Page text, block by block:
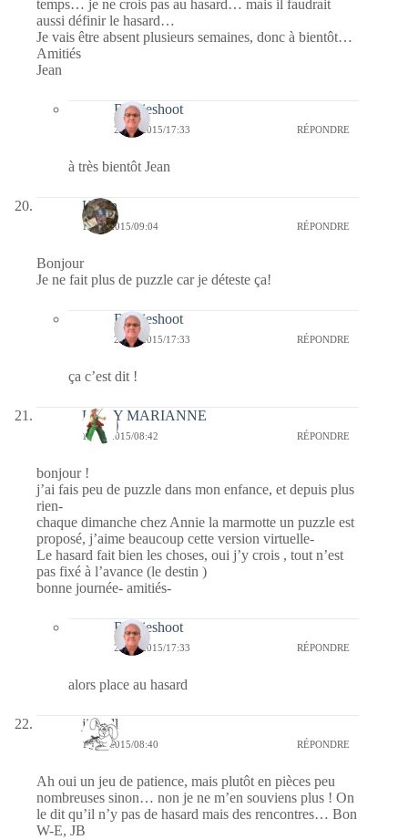
temps… je ne crois pas au hasard… mais il faudrait
aussi définir le hasard…
Je vais être absent plusieurs semaines, donc à bientôt…
Amitiés
Jean
Bernieshoot
20/09/2015/17:33 RÉPONDRE
à très bientôt Jean
Kévin
12/09/2015/09:04 RÉPONDRE
Bonjour
Je ne fait plus de puzzle car je déteste ça!
Bernieshoot
20/09/2015/17:33 RÉPONDRE
ça c’est dit !
LADY MARIANNE
12/09/2015/08:42 RÉPONDRE
bonjour !
j’ai fais peu de puzzle dans mon enfance, et depuis plus
rien-
chaque dimanche chez Annie la marmotte un puzzle est
proposé, j’aime beaucoup cette version virtuelle-
Le hasard fait bien les choses, oui j’y crois , tout n’est
pas fixé à l’avance (le destin )
bonne journée- amitiés-
Bernieshoot
20/09/2015/17:33 RÉPONDRE
alors place au hasard
jill bill
12/09/2015/08:40 RÉPONDRE
Ah oui un jeu de patience, mais plutôt en pièces peu
nombreuses sinon… non je ne m’en souviens plus ! On
le dit qu’il n’y pas de hasard mais des rencontres… Bon
W-E, JB